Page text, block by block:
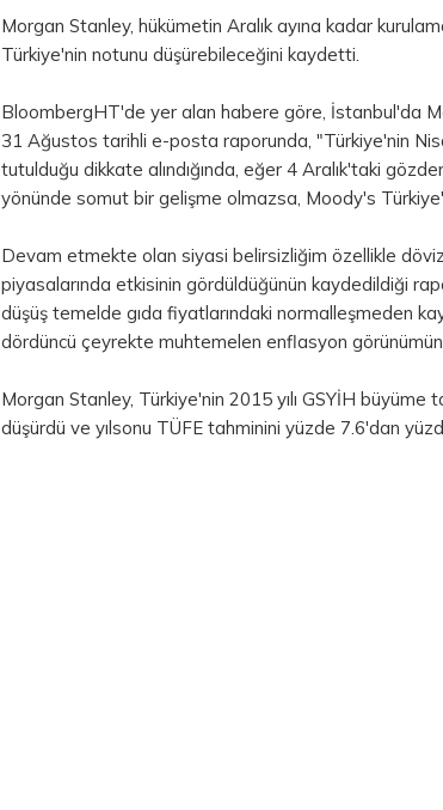
Morgan Stanley, hükümetin Aralık ayına kadar
Türkiye'nin notunu düşürebileceğini kaydetti.
BloombergHT'de yer alan habere göre, İstanbul'da
31 Ağustos tarihli e-posta raporunda, "Türkiye'nin
tutulduğu dikkate alındığında, eğer 4 Aralık'taki
yönünde somut bir gelişme olmazsa, Moody's
Devam etmekte olan siyasi belirsizliğim özellikle döviz
piyasalarında etkisinin gördüldüğünün kaydedildiği
düşüş temelde gıda fiyatlarındaki normalleşmeden
dördüncü çeyrekte muhtemelen enflasyon
Morgan Stanley, Türkiye'nin 2015 yılı GSYİH
düşürdü ve yılsonu TÜFE tahminini yüzde 7.6'dan